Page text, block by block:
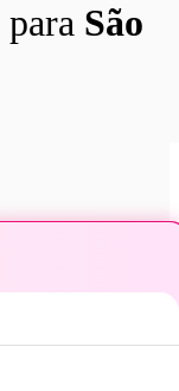
para São